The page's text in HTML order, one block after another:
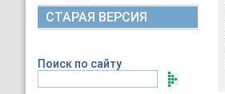
СТАРАЯ ВЕРСИЯ
Поиск по сайту